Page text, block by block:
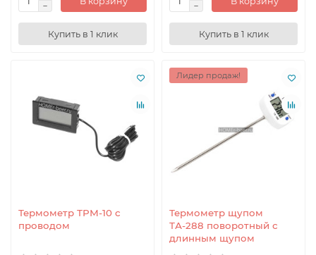
Купить в 1 клик Купить в 1 клик
Термометр ТРМ-10 с
проводом
Лидер продаж!
Термометр щупом
ТА-288 поворотный с
длинным щупом